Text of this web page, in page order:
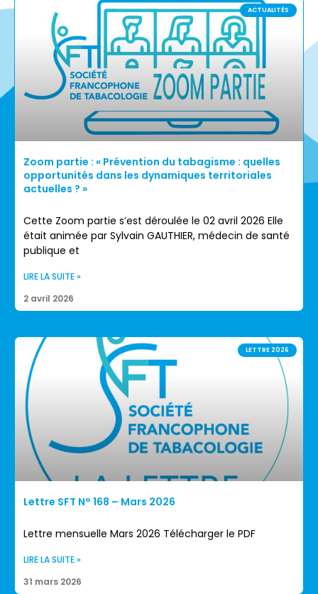
ACTUALITÉS
Zoom partie : « Prévention du tabagisme : quelles
opportunités dans les dynamiques territoriales
actuelles ? »
Cette Zoom partie s’est déroulée le 02 avril 2026 Elle
était animée par Sylvain GAUTHIER, médecin de santé
publique et
LIRE LA SUITE »
2 avril 2026
LETTRE 2026
Lettre SFT N° 168 – Mars 2026
Lettre mensuelle Mars 2026 Télécharger le PDF
LIRE LA SUITE »
31 mars 2026